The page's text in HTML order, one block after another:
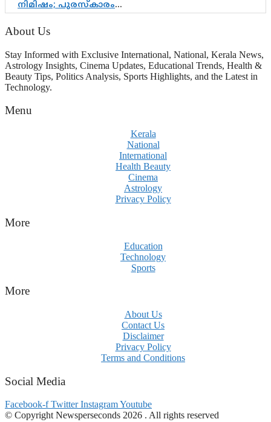
നിമിഷം; പുരസ്‌കാരം
ആഘോഷമാകട്ടെ, മികവ് ശീലമാകട്ടെ
About Us
Stay Informed with Exclusive International, National, Kerala News,
Astrology Insights, Cinema Updates, Educational Trends, Health &
Beauty Tips, Politics Analysis, Sports Highlights, and the Latest in
Technology.
Menu
Kerala
National
International
Health Beauty
Cinema
Astrology
Privacy Policy
More
Education
Technology
Sports
More
About Us
Contact Us
Disclaimer
Privacy Policy
Terms and Conditions
Social Media
Facebook-f Twitter InstagramYoutube
© Copyright Newsperseconds 2026 . All rights reserved